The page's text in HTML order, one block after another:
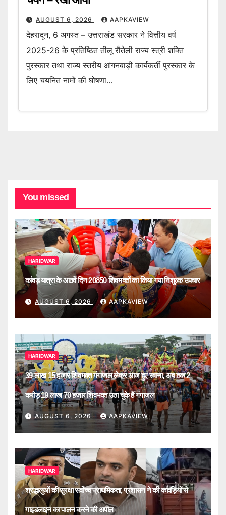
AUGUST 6, 2026 AAPKAVIEW
देहरादून, 6 अगस्त – उत्तराखंड सरकार ने वित्तीय वर्ष
2025-26 के प्रतिष्ठित तीलू रौतेली राज्य स्त्री शक्ति
पुरस्कार तथा राज्य स्तरीय आंगनबाड़ी कार्यकर्ती पुरस्कार के
लिए चयनित नामों की घोषणा…
You missed
HARIDWAR
कांवड़ यात्रा के आठवें दिन 20850 शिवभक्तों का किया गया निशुल्क उपचार
AUGUST 6, 2026 AAPKAVIEW
HARIDWAR
39 लाख 15 हजार शिवभक्त गंगाजल लेकर आज हुए रवाना, अब तक 2
करोड़ 19 लाख 70 हजार शिवभक्त उठा चुके हैं गंगाजल
AUGUST 6, 2026 AAPKAVIEW
HARIDWAR
श्रद्धालुओं की सुरक्षा सर्वोच्च प्राथमिकता, प्रशासन ने की कांवड़ियों से
गाइडलाइन का पालन करने की अपील